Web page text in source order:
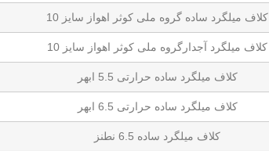
کلاف میلگرد ساده گروه ملی کوثر اهواز سایز 10
کلاف میلگرد آجدارگروه ملی کوثر اهواز سایز 10
کلاف میلگرد ساده حرارتی 5.5 ابهر
کلاف میلگرد ساده حرارتی 6.5 ابهر
کلاف میلگرد ساده 6.5 نطنز